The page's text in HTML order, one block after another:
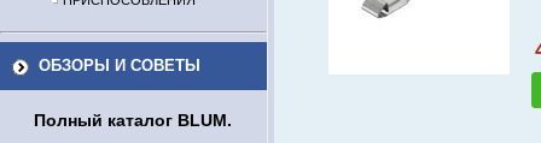
ОБЗОРЫ И СОВЕТЫ
Полный каталог BLUM.